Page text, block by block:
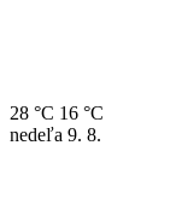
28 °C 16 °C
nedeľa 9. 8.